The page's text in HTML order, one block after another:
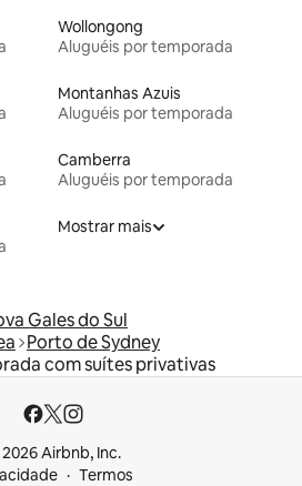
Wollongong
Aluguéis por temporada
Montanhas Azuis
Aluguéis por temporada
Camberra
Aluguéis por temporada
Mostrar mais
Gales do Sul
Porto de Sydney
com suítes privativas
Airbnb, Inc.
Termos